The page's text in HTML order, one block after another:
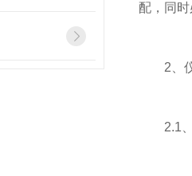
配，同
2、仪
2.1、